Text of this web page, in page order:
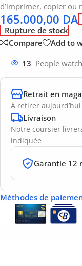
d’imprimer, copier ou
165.000,00 DA
Rupture de stock
Compare
Add to
13 People
Retrait en
À retirer aujourd’hui
Livraison
Notre coursier
indiquée
Garantie 12
Méthodes de